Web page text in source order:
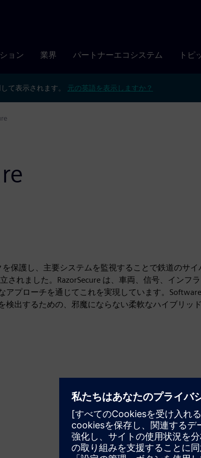
ョン 業界 パートナーエコシステム トピ
て表示されます。 元の英語を表示しますか？
を保護し、主要システムを監視することで鉄道のサ
されました。RazorSecure は、車両、信号、インフ
アプローチを通じてこれを実現しています。
検出するための、邪魔にならない柔軟なハイブリッ
モーション
Build
新しい製品を作成して
ーションを拡張または